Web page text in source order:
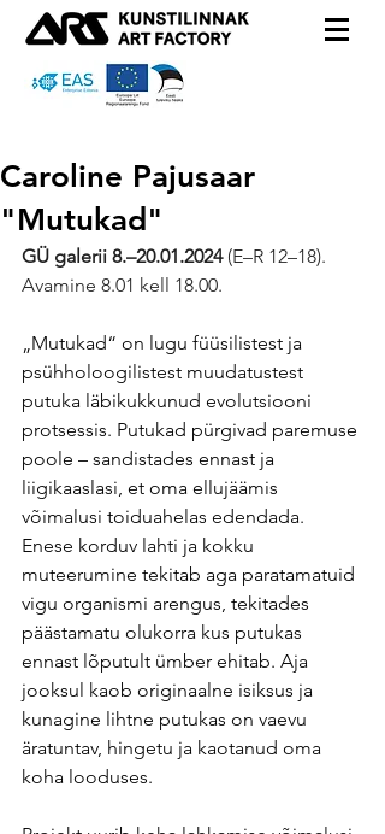
Caroline Pajusaar
"Mutukad"
GÜ galerii 8.–20.01.2024 (E–R 12–18).
Avamine 8.01 kell 18.00.
„Mutukad“ on lugu füüsilistest ja
psühholoogilistest muudatustest
putuka läbikukkunud evolutsiooni
protsessis. Putukad pürgivad paremuse
poole – sandistades ennast ja
liigikaaslasi, et oma ellujäämis
võimalusi toiduahelas edendada.
Enese korduv lahti ja kokku
muteerumine tekitab aga paratamatuid
vigu organismi arengus, tekitades
päästamatu olukorra kus putukas
ennast lõputult ümber ehitab. Aja
jooksul kaob originaalne isiksus ja
kunagine lihtne putukas on vaevu
äratuntav, hingetu ja kaotanud oma
koha looduses.